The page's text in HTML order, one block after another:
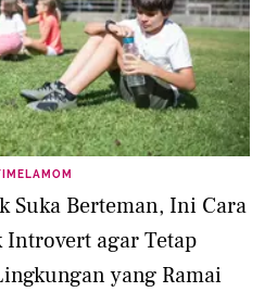
Suka Berteman, Ini Cara
agar Tetap
yang Ramai